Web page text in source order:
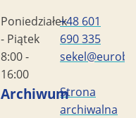
Poniedziałek
- Piątek
8:00 -
16:00
+48 601
690 335
ArchiwumStrona
archiwalna